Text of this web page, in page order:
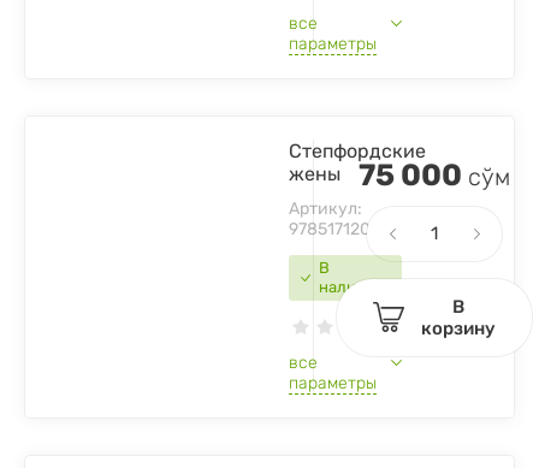
все
параметры
В
наличии
Степфордские
жены
Артикул:
9785171209193
все
параметры
75 000 сўм
В
корзину